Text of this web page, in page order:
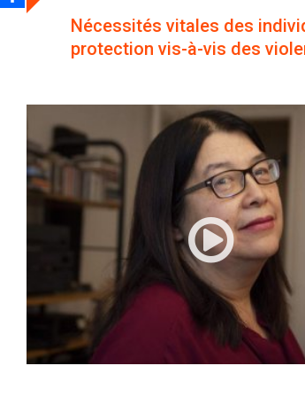
Nécessités vitales des
protection vis-à-vis des